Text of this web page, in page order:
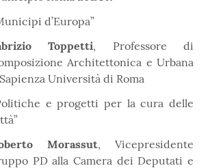
d’Europa”
Toppetti, Professore di
Architettonica e Urbana
Università di Roma
e progetti per la cura delle
Morassut, Vicepresidente
PD alla Camera dei Deputati e